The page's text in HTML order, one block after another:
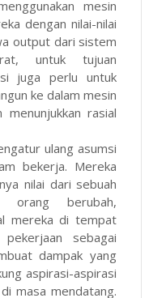
mesin
dengan nilai-nilai
output dari sistem
untuk tujuan
juga perlu untuk
ke dalam mesin
rasial
ulang asumsi
bekerja. Mereka
nilai dari sebuah
orang berubah,
mereka di tempat
sebagai
dampak yang
aspirasi-aspirasi
masa mendatang.